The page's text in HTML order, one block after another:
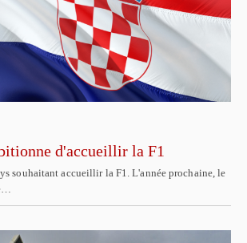
d'accueillir la F1
souhaitant accueillir la F1. L'année prochaine, le